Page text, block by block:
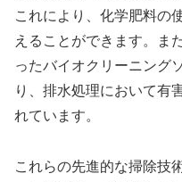
これにより、化学肥料の
えることができます。ま
ったバイオクリーニング
り、排水処理において有
れています。
これらの先進的な掃除技